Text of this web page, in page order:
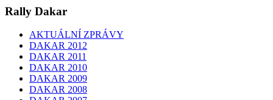
Rally Dakar
AKTUÁLNÍ ZPRÁVY
DAKAR 2012
DAKAR 2011
DAKAR 2010
DAKAR 2009
DAKAR 2008